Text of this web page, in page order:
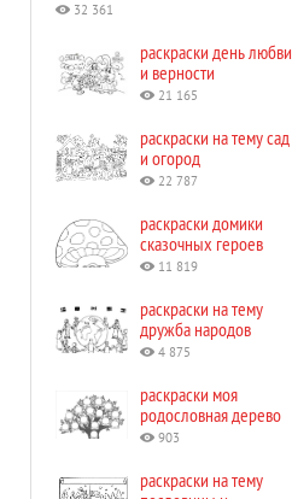
32 361
раскраски день любви
и верности
21 165
раскраски на тему сад
и огород
22 787
раскраски домики
сказочных героев
11 819
раскраски на тему
дружба народов
4 875
раскраски моя
родословная дерево
903
раскраски на тему